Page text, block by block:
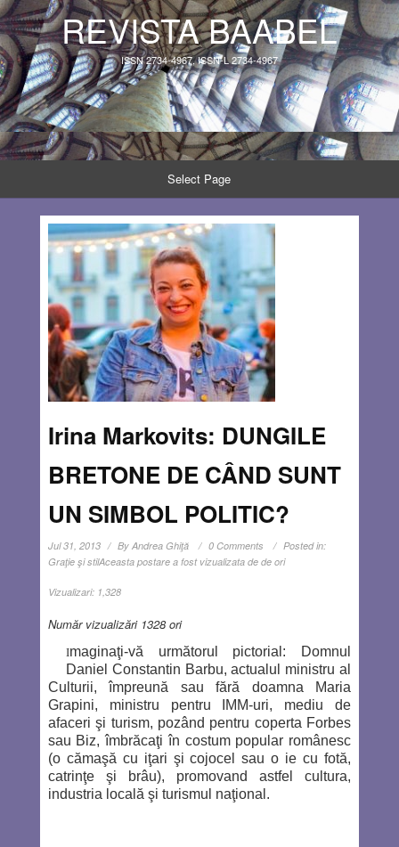
REVISTA BAABEL
ISSN 2734-4967, ISSN-L 2734-4967
Select Page
Irina Markovits: DUNGILE
BRETONE DE CÂND SUNT
UN SIMBOL POLITIC?
Jul 31, 2013 By Andrea Ghiţă 0 Comments
Posted in:
Graţie şi stilAceasta postare a fost vizualizata de de ori
Vizualizari: 1,328
Număr vizualizări 1328 ori
Imaginaţi-vă următorul pictorial: Domnul
Daniel Constantin Barbu, actualul ministru al
Culturii, împreună sau fără doamna Maria
Grapini, ministru pentru IMM-uri, mediu de
afaceri şi turism, pozând pentru coperta Forbes
sau Biz, îmbrăcaţi în costum popular românesc
(o cămaşă cu iţari şi cojocel sau o ie cu fotă,
catrinţe şi brâu), promovand astfel cultura,
industria locală şi turismul naţional.